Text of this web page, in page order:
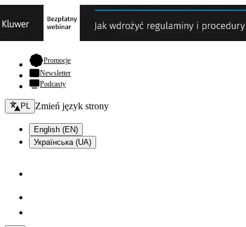
Promocje- otwiera się w nowej karcie
Newsletter
Podcasty
Zmień język - bieżący:
PL Zmień język strony
English (EN)
Українська (UA)